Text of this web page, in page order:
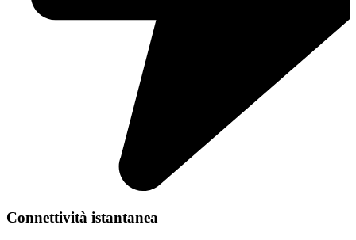
Connettività istantanea